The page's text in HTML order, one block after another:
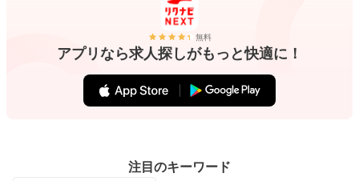
無料
アプリなら求人探しがもっと快適に！
注目のキーワード